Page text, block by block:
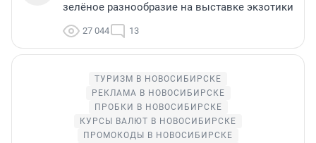
зелёное разнообразие на выставке экзотики
27 044 13
ТУРИЗМ В НОВОСИБИРСКЕ
РЕКЛАМА В НОВОСИБИРСКЕ
ПРОБКИ В НОВОСИБИРСКЕ
КУРСЫ ВАЛЮТ В НОВОСИБИРСКЕ
ПРОМОКОДЫ В НОВОСИБИРСКЕ